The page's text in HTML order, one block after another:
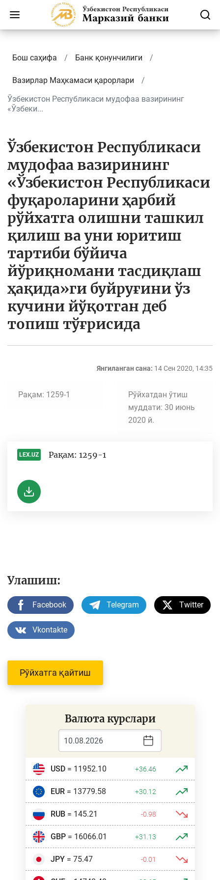
Бош саҳифа Банк қонунчилиги
Вазирлар Маҳкамаси қарорлари
Ўзбекистон Республикаси мудофаа вазирининг
«Ўзбеки...
Ўзбекистон Республикаси
мудофаа вазирининг
«Ўзбекистон Республикаси
фуқароларини ҳарбий
рўйхатга олишни ташкил
қилиш ва уни юритиш
тартиби бўйича
йўриқномани тасдиқлаш
ҳақида»ги буйруғини ўз
кучини йўқотган деб
топиш тўғрисида
Янгиланган сана: 14 Сен 2020, 14:35
Рақам: 1259-1
Рўйхатдан ўтиш
муддати: 30 июнь
2020 й.
LEX.UZ Рақам: 1259-1
Улашиш:
Facebook Telegram Twitter
Vkontakte
Рўйхатга қайтиш
Валюта курслари
USD= 11952.10 +36.46
EUR= 13779.58 +30.12
RUB= 145.21 -0.98
GBP= 16066.01 +31.13
JPY= 75.47 -0.01